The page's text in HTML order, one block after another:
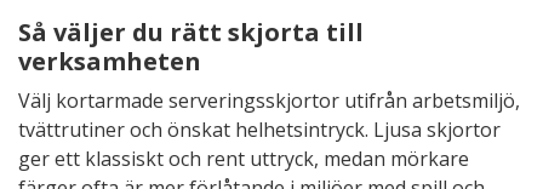
Så väljer du rätt skjorta till
verksamheten
Välj kortarmade serveringsskjortor utifrån arbetsmiljö,
tvättrutiner och önskat helhetsintryck. Ljusa skjortor
ger ett klassiskt och rent uttryck, medan mörkare